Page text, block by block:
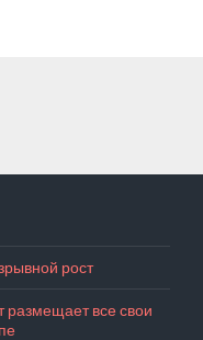
рост
размещает все свои